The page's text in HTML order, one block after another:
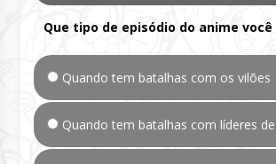
Que tipo de episódio do anime
Quando tem batalhas com os vilões
Quando tem batalhas com líderes